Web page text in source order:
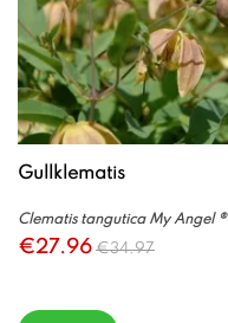
Gullklematis
Clematis tangutica My Angel ®
€27.96 €34.97